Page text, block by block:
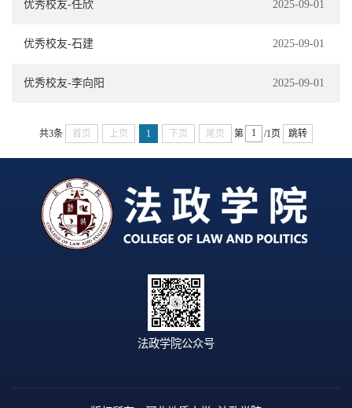
优秀校友-任欣 2025-09-01
优秀校友-石建 2025-09-01
优秀校友-李向阳 2025-09-01
共3条 首页 上页 1 下页 尾页 第 /1页 跳转
法政学院公众号